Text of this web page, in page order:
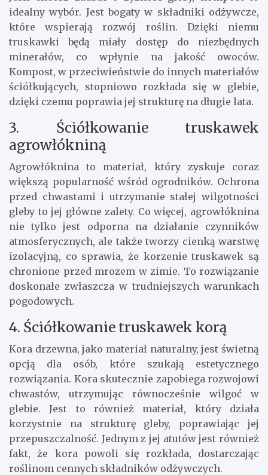
idealny wybór. Jest bogaty w składniki odżywcze,
które wspierają rozwój roślin. Dzięki niemu
truskawki będą miały dostęp do niezbędnych
minerałów, co wpłynie na jakość owoców.
Kompost, w przeciwieństwie do innych materiałów
ściółkujących, stopniowo rozkłada się w glebie,
dzięki czemu poprawia jej strukturę na długie lata.
3. Ściółkowanie truskawek
agrowłókniną
Agrowłóknina to materiał, który zyskuje coraz
większą popularność wśród ogrodników. Ochrona
przed chwastami i utrzymanie stałej wilgotności
gleby to jej główne zalety. Co więcej, agrowłóknina
nie tylko jest odporna na działanie czynników
atmosferycznych, ale także tworzy cienką warstwę
izolacyjną, co sprawia, że korzenie truskawek są
chronione przed mrozem w zimie. To rozwiązanie
doskonałe zwłaszcza w trudniejszych warunkach
pogodowych.
4. Ściółkowanie truskawek korą
Kora drzewna, jako materiał naturalny, jest świetną
opcją dla osób, które szukają estetycznego
rozwiązania. Kora skutecznie zapobiega rozwojowi
chwastów, utrzymując równocześnie wilgoć w
glebie. Jest to również materiał, który działa
korzystnie na strukturę gleby, poprawiając jej
przepuszczalność. Jednym z jej atutów jest również
fakt, że kora powoli się rozkłada, dostarczając
roślinom cennych składników odżywczych.